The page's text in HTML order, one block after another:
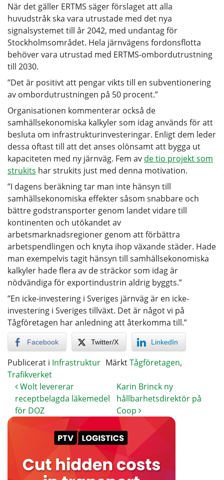
När det gäller ERTMS säger förslaget att alla
huvudstråk ska vara utrustade med det nya
signalsystemet till år 2042, med undantag för
Stockholmsområdet. Hela järnvägens fordonsflotta
behöver vara utrustad med ERTMS-ombordutrustning
till 2030.
”Det är positivt att pengar vikts till en subventionering
av ombordutrustningen på 50 procent.”
Organisationen kommenterar också de
samhällsekonomiska kalkyler som idag används för att
besluta om infrastrukturinvesteringar. Enligt dem leder
dessa oftast till att det anses olönsamt att bygga ut
kapaciteten med ny järnväg. Fem av de tio projekt som
strukits har strukits just med denna motivation.
”I dagens beräkning tar man inte hänsyn till
samhällsekonomiska effekter såsom snabbare och
bättre godstransporter genom landet vidare till
kontinenten och utökandet av
arbetsmarknadsregioner genom att förbättra
arbetspendlingen och knyta ihop växande städer. Hade
man exempelvis tagit hänsyn till samhällsekonomiska
kalkyler hade flera av de sträckor som idag är
nödvändiga för exportindustrin aldrig byggts.”
”En icke-investering i Sveriges järnväg är en icke-
investering i Sveriges tillväxt. Det är något vi på
Tågföretagen har anledning att återkomma till.”
Facebook Twitter/X LinkedIn
Publicerat i Infrastruktur MärktTågföretagen,
Trafikverket
Wolt levererar
receptbelagda läkemedel
för DOZ
Karin Brinck ny
hållbarhetsdirektör på
Coop